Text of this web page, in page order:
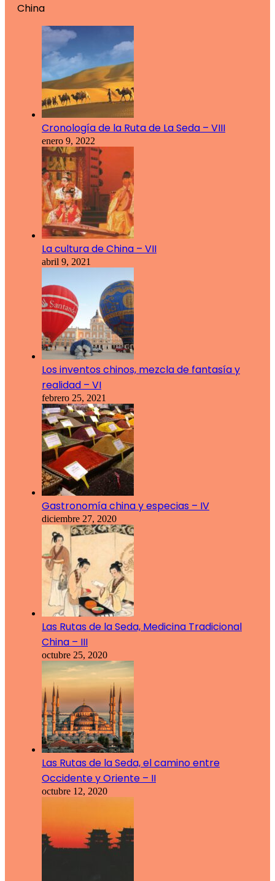
China
Cronología de la Ruta de La Seda – VIII
enero 9, 2022
La cultura de China – VII
abril 9, 2021
Los inventos chinos, mezcla de fantasía y
realidad – VI
febrero 25, 2021
Gastronomía china y especias – IV
diciembre 27, 2020
Las Rutas de la Seda, Medicina Tradicional
China – III
octubre 25, 2020
Las Rutas de la Seda, el camino entre
Occidente y Oriente – II
octubre 12, 2020